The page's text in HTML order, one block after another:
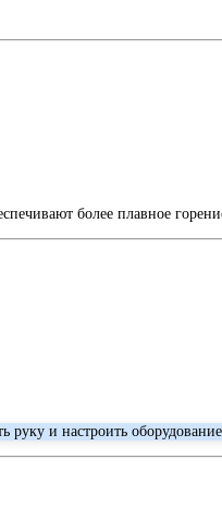
более плавное
и настроить